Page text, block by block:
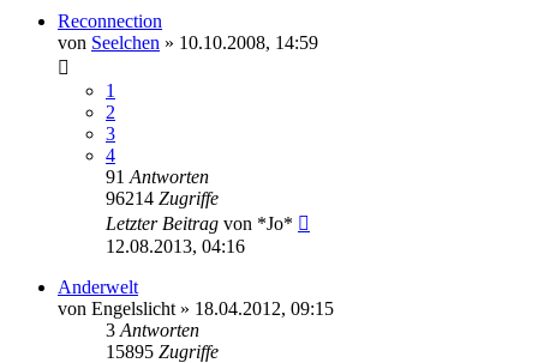
Reconnection
von Seelchen » 10.10.2008, 14:59
1
2
3
4
91 Antworten
96214 Zugriffe
Letzter Beitrag von *Jo*
12.08.2013, 04:16
Anderwelt
von Engelslicht » 18.04.2012, 09:15
3 Antworten
15895 Zugriffe